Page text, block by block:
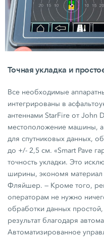
Точная укладка и
Все необходимые
интегрированы в
антеннами StarFire отJohn
местоположение машины,
для спутниковых данных,
до +/- 2,5 см. «Smart Pave
точность укладки. Это
ширины, экономя материал
Фляйшер. — Кроме того,
операторам не нужно
обработки данных
результат благодаря
Автоматизированное